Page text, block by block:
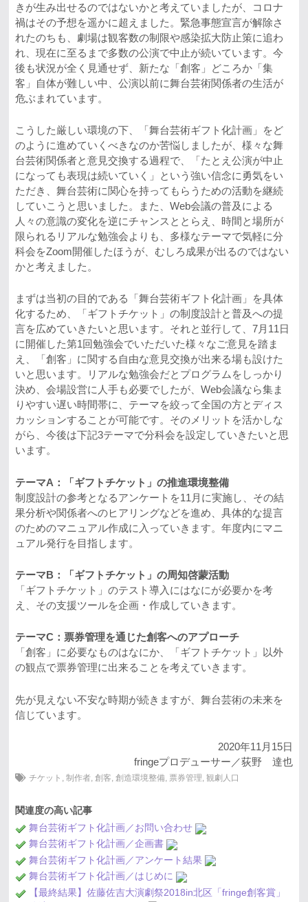
きが生み出せるのではないかと考えていましたが、コロナ
禍はその予想を遥かに超えました。緊急事態宣言が解除さ
れたのちも、劇場は観客数の制限や感染拡大防止策に追わ
れ、現在に至るまで多数の公演で中止が続いています。今
後も状況が全く見通せず、新たな「創客」どころか「集
客」自体が難しい中、公演以前に舞台芸術関係者の生活が
危ぶまれています。
こうした厳しい環境の下、「舞台芸術ギフト化計画」をど
のように進めていくべきなのか苦悩しましたが、様々な舞
台芸術関係者と意見交換する過程で、「たとえ公演が中止
になっても表現は続いていく」という強い信念に勇気をい
ただき、舞台芸術に関心を持ってもらうための活動を継続
していこうと思いました。また、Web会議の普及による
人々の意識の変化を逆にチャンスととらえ、時間と場所が
限られるリアルな勉強会よりも、多様なテーマで気軽に分
科会をZoom開催したほうが、むしろ成果が出るのではない
かと考えました。
まずは当初の目的である「舞台芸術ギフト化計画」を具体
化するため、「ギフトチケット」の制度設計と普及への提
言を広めていきたいと思います。それと並行して、7月11日
に開催した第1回勉強会でいただいた様々なご意見を踏ま
え、「創客」に関する自由な意見交換が出来る場も設けた
いと思います。リアルな勉強会だとプログラムをしっかり
決め、会場設営に人手も必要でしたが、Web会議なら集ま
りやすい遅い時間帯に、テーマを絞って全国の方とディス
カッションすることが可能です。そのメリットを活かしな
がら、今後は下記3テーマで分科会を設定していきたいと思
います。
テーマA：「ギフトチケット」の推進環境整備
制度設計の参考となるアンケートを11月に実施し、その結
果分析や関係者へのヒアリングなどを進め、具体的な提言
のためのマニュアル作成に入っていきます。年度内にマニ
ュアル発行を目指します。
テーマB：「ギフトチケット」の周知啓蒙活動
「ギフトチケット」のテスト導入にはなにが必要かを考
え、その支援ツールを企画・作成していきます。
テーマC：票券管理を通じた創客へのアプローチ
「創客」に必要なものはなにか、「ギフトチケット」以外
の観点で票券管理に出来ることを考えていきます。
先が見えない不安な時期が続きますが、舞台芸術の未来を
信じています。
2020年11月15日
fringeプロデューサー／荻野 達也
チケット , 制作者, 創客, 創造環境整備, 票券管理, 観劇人口
関連度の高い記事
舞台芸術ギフト化計画／お問い合わせ
舞台芸術ギフト化計画／企画書
舞台芸術ギフト化計画／アンケート結果
舞台芸術ギフト化計画／はじめに
【最終結果】佐藤佐吉大演劇祭2018in北区「fringe創客賞」